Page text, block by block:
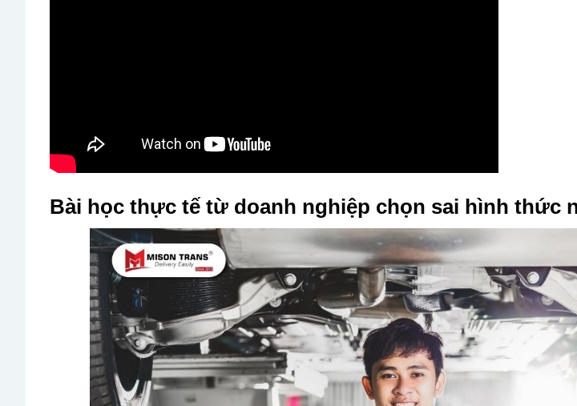
Bài học thực tế từ doanh nghiệp chọn sai hình thức